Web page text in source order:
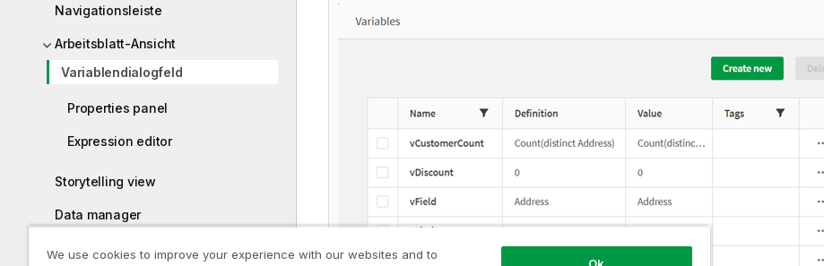
Navigationsleiste
Arbeitsblatt-Ansicht
Variablendialogfeld
Properties panel
Expression editor
Storytelling view
Data manager
Data load editor
We use cookies to improve your experience with our websites and to